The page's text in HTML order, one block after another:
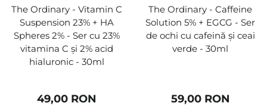
The Ordinary - Vitamin C
Suspension 23% + HA
Spheres 2% - Ser cu 23%
vitamina C și 2% acid
hialuronic - 30ml
49,00 RON
The Ordinary - Caffeine
Solution 5% + EGCG - Ser
de ochi cu cafeină și ceai
verde - 30ml
59,00 RON